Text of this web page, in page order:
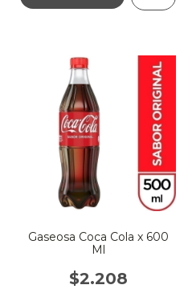
Gaseosa Coca Cola x 600
Ml
$2.208